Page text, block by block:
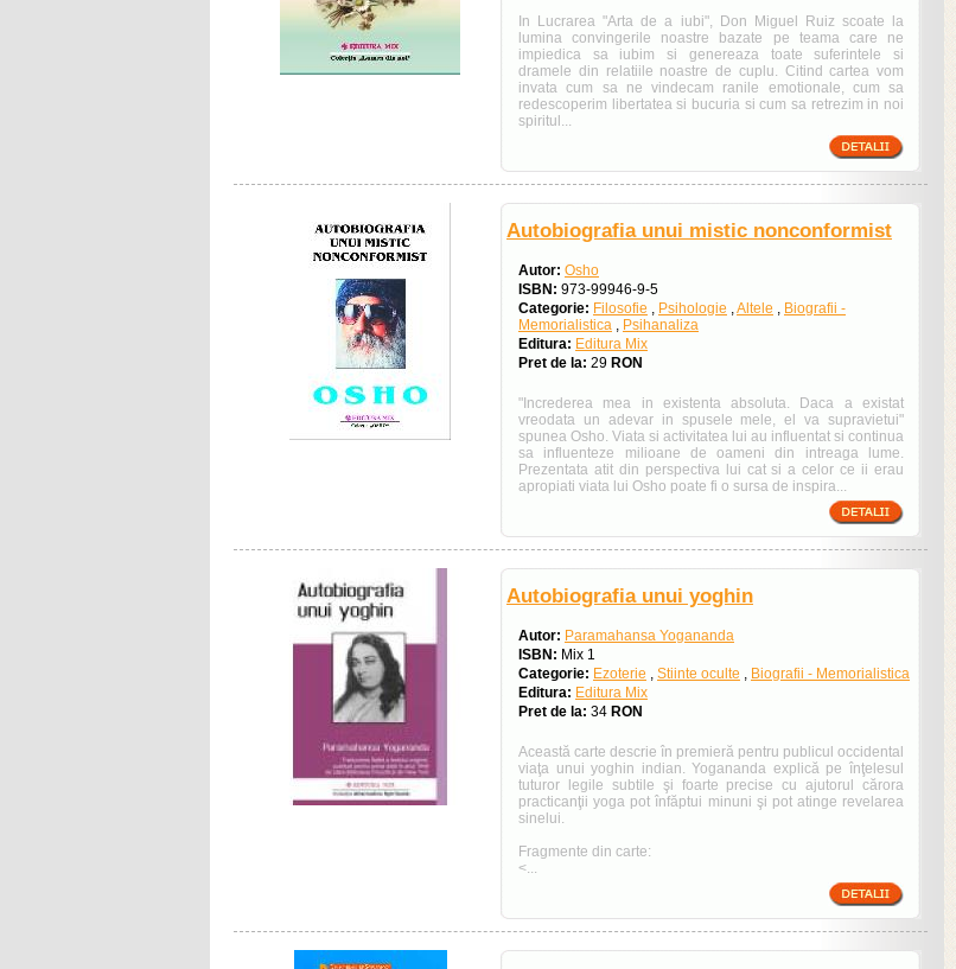
In Lucrarea "Arta de a iubi", Don Miguel Ruiz scoate la
lumina convingerile noastre bazate pe teama care ne
impiedica sa iubim si genereaza toate suferintele si
dramele din relatiile noastre de cuplu. Citind cartea vom
invata cum sa ne vindecam ranile emotionale, cum sa
redescoperim libertatea si bucuria si cum sa retrezim in noi
spiritul...
Autobiografia unui mistic nonconformist
Autor: Osho
ISBN: 973-99946-9-5
Categorie: Filosofie , Psihologie ,Altele , Biografii -
Memorialistica , Psihanaliza
Editura: Editura Mix
Pret de la: 29 RON
"Increderea mea in existenta absoluta. Daca a existat
vreodata un adevar in spusele mele, el va supravietui"
spunea Osho. Viata si activitatea lui au influentat si continua
sa influenteze milioane de oameni din intreaga lume.
Prezentata atit din perspectiva lui cat si a celor ce ii erau
apropiati viata lui Osho poate fi o sursa de inspira...
Autobiografia unui yoghin
Autor: Paramahansa Yogananda
ISBN: Mix 1
Categorie: Ezoterie , Stiinte oculte , Biografii - Memorialistica
Editura: Editura Mix
Pret de la: 34 RON
Această carte descrie în premieră pentru publicul occidental
viaţa unui yoghin indian. Yogananda explică pe înţelesul
tuturor legile subtile şi foarte precise cu ajutorul cărora
practicanţii yoga pot înfăptui minuni şi pot atinge revelarea
sinelui.
Fragmente din carte:
<...